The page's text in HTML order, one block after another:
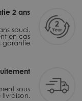
2 ans
souci.
en cas
garantie
sous